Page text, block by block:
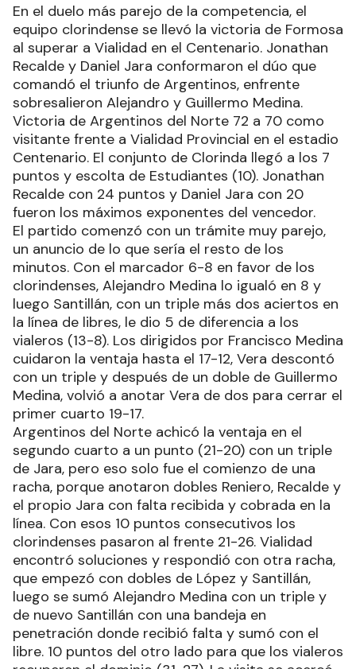
En el duelo más parejo de la competencia, el
equipo clorindense se llevó la victoria de Formosa
al superar a Vialidad en el Centenario. Jonathan
Recalde y Daniel Jara conformaron el dúo que
comandó el triunfo de Argentinos, enfrente
sobresalieron Alejandro y Guillermo Medina.
Victoria de Argentinos del Norte 72 a 70 como
visitante frente a Vialidad Provincial en el estadio
Centenario. El conjunto de Clorinda llegó a los 7
puntos y escolta de Estudiantes (10). Jonathan
Recalde con 24 puntos y Daniel Jara con 20
fueron los máximos exponentes del vencedor.
El partido comenzó con un trámite muy parejo,
un anuncio de lo que sería el resto de los
minutos. Con el marcador 6-8 en favor de los
clorindenses, Alejandro Medina lo igualó en 8 y
luego Santillán, con un triple más dos aciertos en
la línea de libres, le dio 5 de diferencia a los
vialeros (13-8). Los dirigidos por Francisco Medina
cuidaron la ventaja hasta el 17-12, Vera descontó
con un triple y después de un doble de Guillermo
Medina, volvió a anotar Vera de dos para cerrar el
primer cuarto 19-17.
Argentinos del Norte achicó la ventaja en el
segundo cuarto a un punto (21-20) con un triple
de Jara, pero eso solo fue el comienzo de una
racha, porque anotaron dobles Reniero, Recalde y
el propio Jara con falta recibida y cobrada en la
línea. Con esos 10 puntos consecutivos los
clorindenses pasaron al frente 21-26. Vialidad
encontró soluciones y respondió con otra racha,
que empezó con dobles de López y Santillán,
luego se sumó Alejandro Medina con un triple y
de nuevo Santillán con una bandeja en
penetración donde recibió falta y sumó con el
libre. 10 puntos del otro lado para que los vialeros